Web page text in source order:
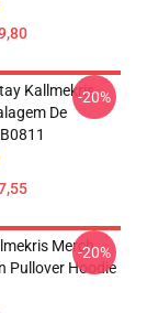
Kallmekris
De
-20%
Merch
Pullover Hoodie
-20%